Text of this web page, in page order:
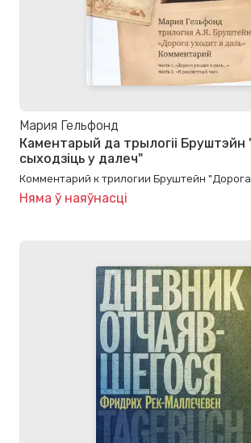
Мария Гельфонд
Каментарый да трылогіі Бруштэйн
сыходзіць у далеч"
Комментарий к трилогии Бруштейн "Дорога
Няма ў наяўнасці